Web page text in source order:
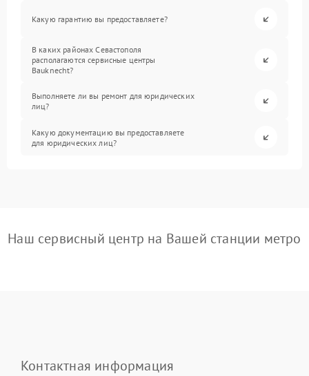
Какую гарантию вы предоставляете?
В каких районах Севастополя
располагаются сервисные центры
Bauknecht?
Выполняете ли вы ремонт для юридических
лиц?
Какую документацию вы предоставляете
для юридических лиц?
Наш сервисный центр на Вашей станции метро
Контактная информация